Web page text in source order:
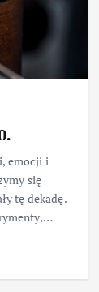
emocji i
się
tę dekadę.